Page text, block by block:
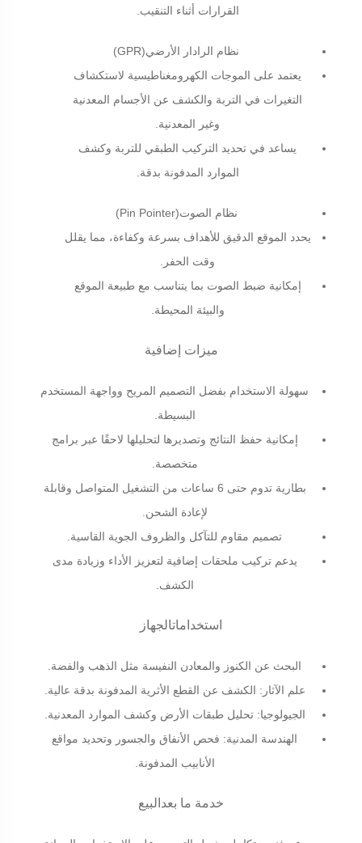
القرارات أثناء التنقيب
نظام الرادار الأرضي(GPR)
يعتمد على الموجات الكهرومغناطيسية لاستكشاف
التغيرات في التربة والكشف عن الأجسام المعدنية
وغير المعدنية
يساعد في تحديد التركيب الطبقي للتربة وكشف
الموارد المدفونة بدقة
نظام الصوت(Pin Pointer)
يحدد الموقع الدقيق للأهداف بسرعة وكفاءة، مما يقلل
وقت الحفر
إمكانية ضبط الصوت بما يتناسب مع طبيعة الموقع
والبيئة المحيطة
ميزات إضافية
سهولة الاستخدام بفضل التصميم المريح وواجهة المستخدم
البسيطة
إمكانية حفظ النتائج وتصديرها لتحليلها لاحقًا عبر برامج
متخصصة
بطارية تدوم حتى 6 ساعات من التشغيل المتواصل وقابلة
لإعادة الشحن
تصميم مقاوم للتآكل والظروف الجوية القاسية
يدعم تركيب ملحقات إضافية لتعزيز الأداء وزيادة مدى
الكشف
استخداماتالجهاز
البحث عن الكنوز والمعادن النفيسة مثل الذهب والفضة
علم الآثار: الكشف عن القطع الأثرية المدفونة بدقة عالية
الجيولوجيا: تحليل طبقات الأرض وكشف الموارد المعدنية
الهندسة المدنية: فحص الأنفاق والجسور وتحديد مواقع
الأنابيب المدفونة
خدمة ما بعدالبيع